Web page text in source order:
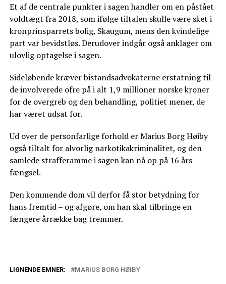
Et af de centrale punkter i sagen handler om en påstået
voldtægt fra 2018, som ifølge tiltalen skulle være sket i
kronprinsparrets bolig, Skaugum, mens den kvindelige
part var bevidstløs. Derudover indgår også anklager om
ulovlig optagelse i sagen.
Sideløbende kræver bistandsadvokaterne erstatning til
de involverede ofre på i alt 1,9 millioner norske kroner
for de overgreb og den behandling, politiet mener, de
har været udsat for.
Ud over de personfarlige forhold er Marius Borg Høiby
også tiltalt for alvorlig narkotikakriminalitet, og den
samlede strafferamme i sagen kan nå op på 16 års
fængsel.
Den kommende dom vil derfor få stor betydning for
hans fremtid – og afgøre, om han skal tilbringe en
længere årrække bag tremmer.
LIGNENDE EMNER: MARIUS BORG HØIBY